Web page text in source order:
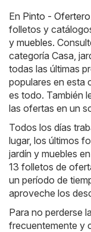
En Pinto -
folletos y
y muebles.
categoría Casa,
todas las últimas
populares en esta
es todo. También
las ofertas en un
Todos los días
lugar, los últimos
jardín y muebles
13 folletos de
un período de
aproveche los
Para no perderse
frecuentemente y